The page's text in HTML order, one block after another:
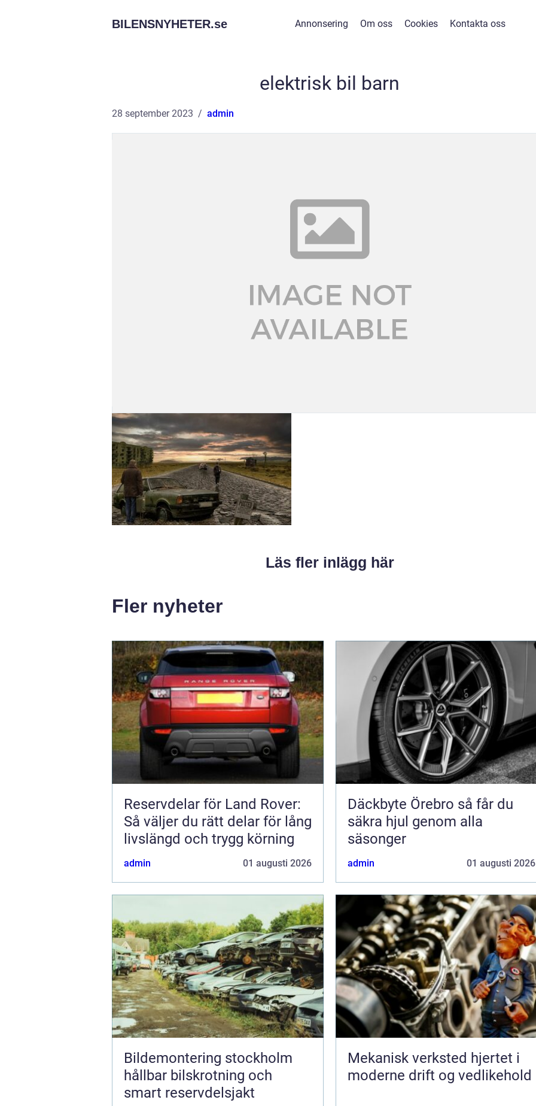
BILENSNYHETER.se Annonsering Om oss Cookies Kontakta oss
elektrisk bil barn
28 september 2023 admin
Läs fler inlägg här
Fler nyheter
Reservdelar för Land Rover:
Så väljer du rätt delar för lång
livslängd och trygg körning
admin 01 augusti 2026
Däckbyte Örebro så får du
säkra hjul genom alla
säsonger
admin 01 augusti 2026
Bildemontering stockholm
hållbar bilskrotning och
smart reservdelsjakt
Mekanisk verksted hjertet i
moderne drift og vedlikehold